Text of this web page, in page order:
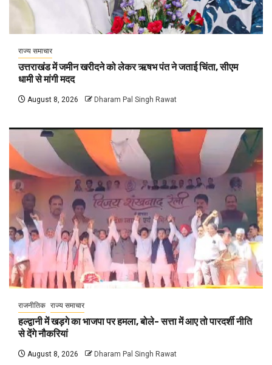
राज्य समाचार
उत्तराखंड में जमीन खरीदने को लेकर ऋषभ पंत ने जताई चिंता, सीएम
धामी से मांगी मदद
August 8, 2026 Dharam Pal Singh Rawat
राजनीतिक राज्य समाचार
हल्द्वानी में खड़गे का भाजपा पर हमला, बोले- सत्ता में आए तो पारदर्शी नीति
से देंगे नौकरियां
August 8, 2026 Dharam Pal Singh Rawat